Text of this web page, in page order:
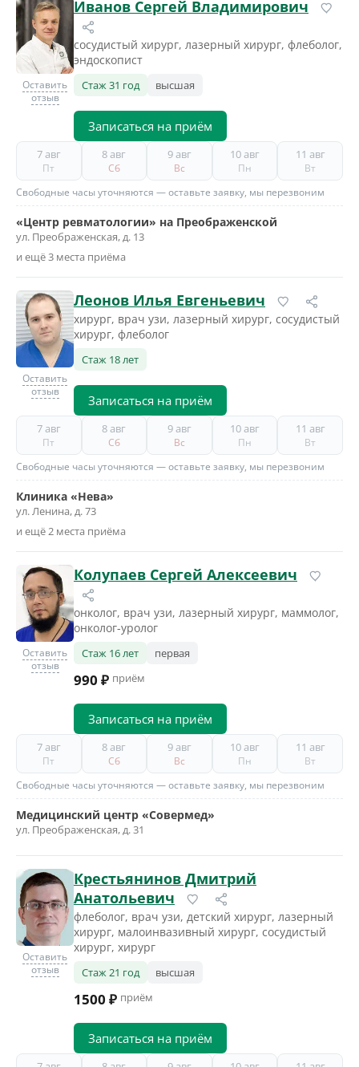
Оставить
отзыв
Иванов Сергей Владимирович
сосудистый хирург, лазерный хирург, флеболог,
эндоскопист
Стаж 31 год высшая
Записаться на приём
7 авг
Пт
8 авг
Сб
9 авг
Вс
10 авг
Пн
11 авг
Вт
Свободные часы уточняются — оставьте заявку, мы перезвоним
«Центр ревматологии» на Преображенской
ул. Преображенская, д. 13
и ещё 3 места приёма
Оставить
отзыв
Леонов Илья Евгеньевич
хирург, врач узи, лазерный хирург, сосудистый
хирург, флеболог
Стаж 18 лет
Записаться на приём
7 авг
Пт
8 авг
Сб
9 авг
Вс
10 авг
Пн
11 авг
Вт
Свободные часы уточняются — оставьте заявку, мы перезвоним
Клиника «Нева»
ул. Ленина, д. 73
и ещё 2 места приёма
Оставить
отзыв
Колупаев Сергей Алексеевич
онколог, врач узи, лазерный хирург, маммолог,
онколог-уролог
Стаж 16 лет первая
990 ₽ приём
Записаться на приём
7 авг
Пт
8 авг
Сб
9 авг
Вс
10 авг
Пн
11 авг
Вт
Свободные часы уточняются — оставьте заявку, мы перезвоним
Медицинский центр «Совермед»
ул. Преображенская, д. 31
Оставить
отзыв
Крестьянинов Дмитрий
Анатольевич
флеболог, врач узи, детский хирург, лазерный
хирург, малоинвазивный хирург, сосудистый
хирург, хирург
Стаж 21 год высшая
1500 ₽ приём
Записаться на приём